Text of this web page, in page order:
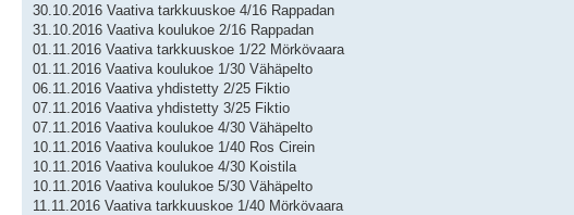
30.10.2016 Vaativa tarkkuuskoe 4/16 Rappadan
31.10.2016 Vaativa koulukoe 2/16 Rappadan
01.11.2016 Vaativa tarkkuuskoe 1/22 Mörkövaara
01.11.2016 Vaativa koulukoe 1/30 Vähäpelto
06.11.2016 Vaativa yhdistetty 2/25 Fiktio
07.11.2016 Vaativa yhdistetty 3/25 Fiktio
07.11.2016 Vaativa koulukoe 4/30 Vähäpelto
10.11.2016 Vaativa koulukoe 1/40 Ros Cirein
10.11.2016 Vaativa koulukoe 4/30 Koistila
10.11.2016 Vaativa koulukoe 5/30 Vähäpelto
11.11.2016 Vaativa tarkkuuskoe 1/40 Mörkövaara